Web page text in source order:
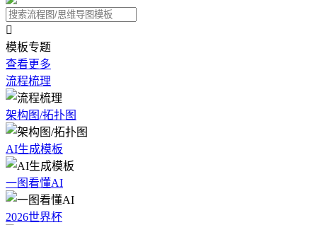

模板专题
查看更多
流程梳理
架构图/拓扑图
AI生成模板
一图看懂AI
2026世界杯